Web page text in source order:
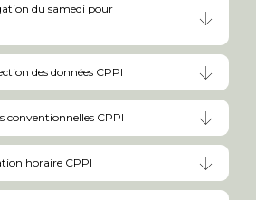
du samedi pour
des données CPPI
conventionnelles CPPI
horaire CPPI